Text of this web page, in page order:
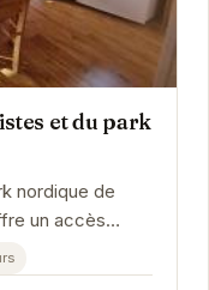
et du park
nordique de
un accès
d'un